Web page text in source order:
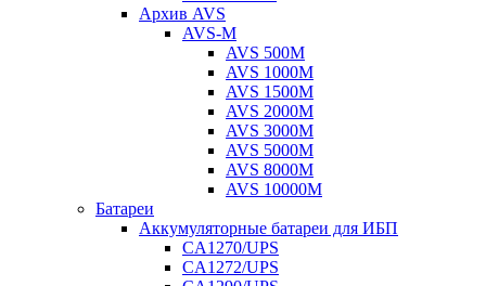
Архив AVS
AVS-M
AVS 500M
AVS 1000M
AVS 1500M
AVS 2000M
AVS 3000M
AVS 5000M
AVS 8000M
AVS 10000M
Батареи
Аккумуляторные батареи для ИБП
CA1270/UPS
CA1272/UPS